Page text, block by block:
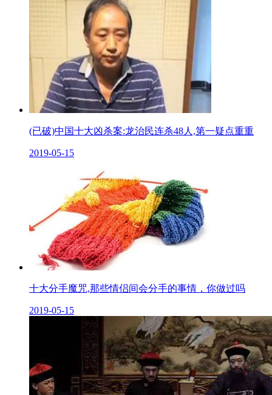
(已破)中国十大凶杀案:龙治民连杀48人,第一疑点重重
2019-05-15
十大分手魔咒,那些情侣间会分手的事情，你做过吗
2019-05-15